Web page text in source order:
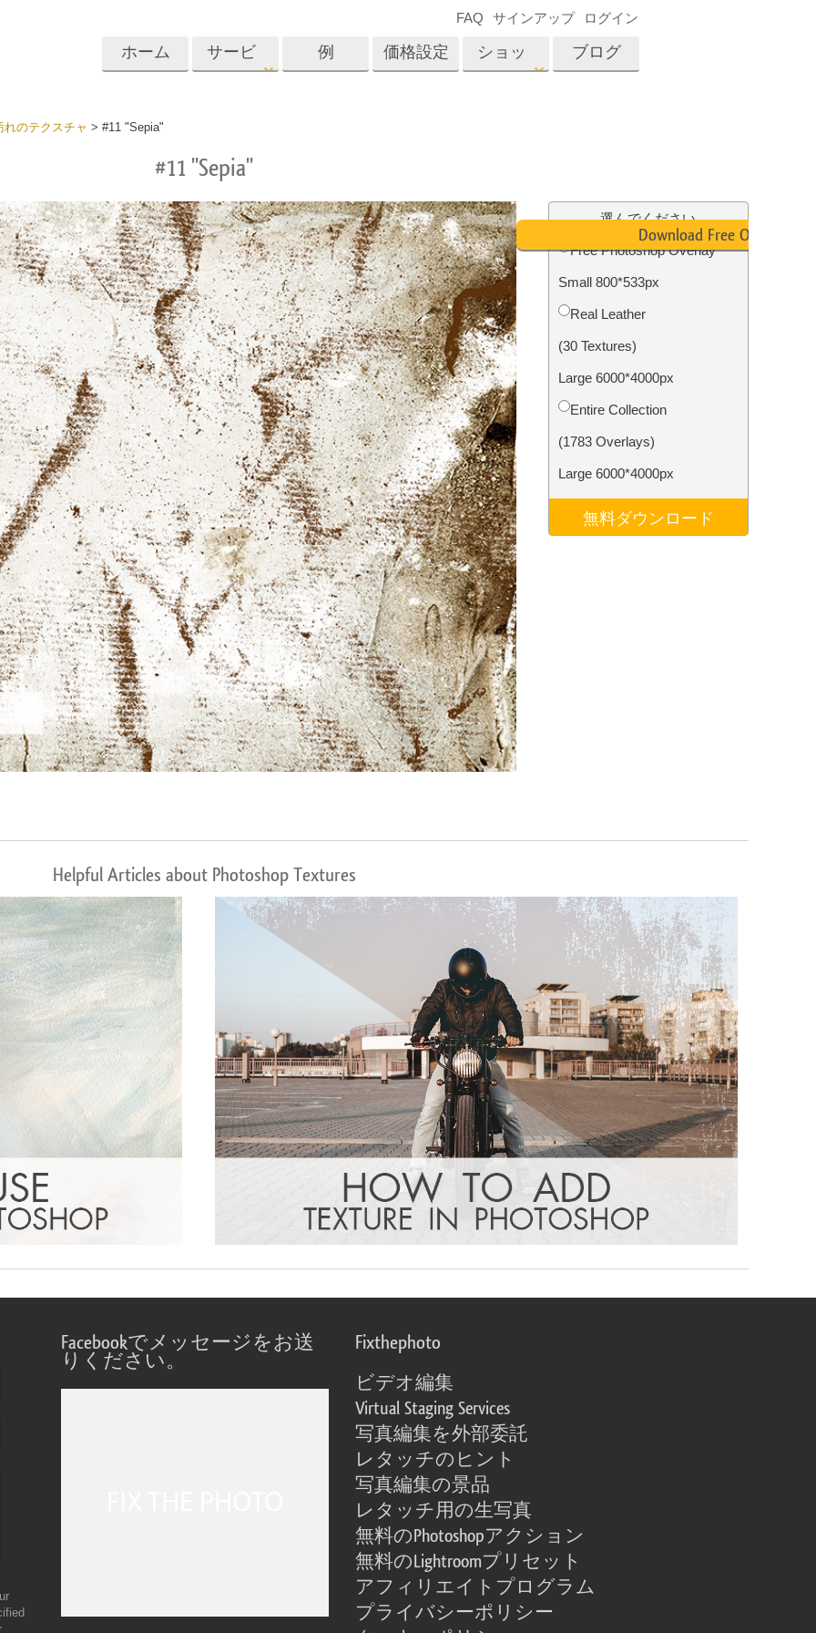
ホーム サービ
ービス
する
真編集サービ
ス
AIが生成した衣料品モデ
ル
画像操作料理内容
写真入力アプリケーショ
ッチ製品内容 ジュエリーレタッチ製品
内容
AIトレーニングデータ Video Editing Services
例 価格設定 ショッ
ィールプリ
コレクショ
Photoshopアクション
Photoshopオーバーレイ
Photoshopテクスチャ
Psアクションコレクシ
ョン全体
Psはコレクション全体
をオーバーレイしま
す
プレート
バレンタインデーカ
ード
結婚式招待状
子供の誕生日の招待
状
ビデオオーバーレイ
ブログ
FAQ サインアップ ログイン
のテクスチャ > #11 "Sepia"
#11 "Sepia"
選んでください
Free Photoshop Overlay
Small 800*533px
Real Leather
(30 Textures)
Large 6000*4000px
Entire Collection
(1783 Overlays)
Large 6000*4000px
無料ダウンロード
Download Free Overlay
Helpful Articles about Photoshop Textures
Facebookでメッセージをお送
りください。
Fixthephoto
ビデオ編集
Virtual Staging Services
写真編集を外部委託
レタッチのヒント
写真編集の景品
レタッチ用の生写真
無料のPhotoshopアクション
無料のLightroomプリセット
アフィリエイトプログラム
プライバシーポリシー